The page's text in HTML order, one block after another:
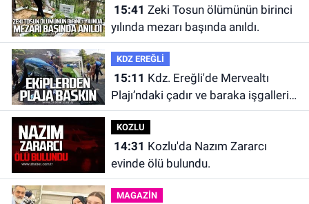
15:41
yılında mezarı başında anıldı.
KDZ EREĞLİ
15:11
Plajı’ndaki çadır ve baraka işgalleri
kaldırıldı.
KOZLU
14:31
evinde ölü bulundu.
MAGAZİN